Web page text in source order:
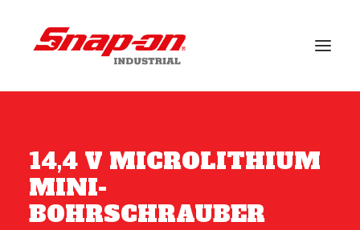
LÖSUNGEN
FALLSTUDIEN
VERANSTALTUNGEN
14,4 V MICROLITHIUM
MINI-
BOHRSCHRAUBER